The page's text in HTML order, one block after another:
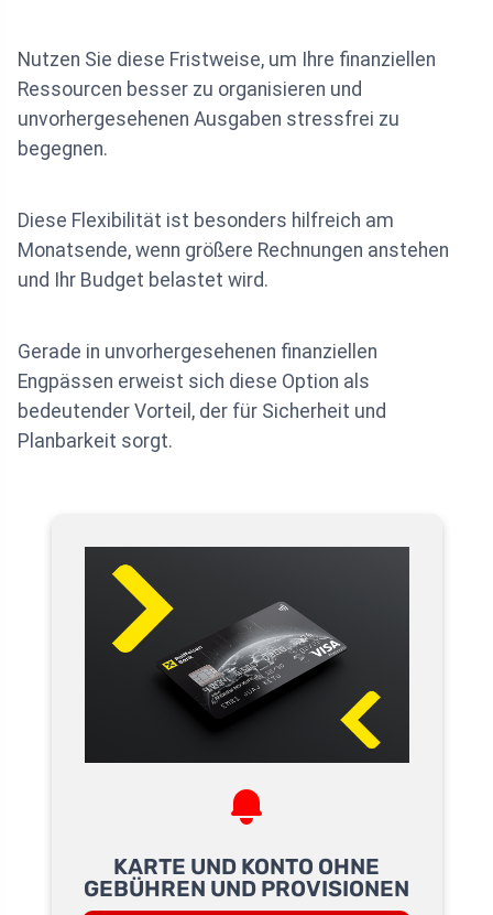
Nutzen Sie diese Fristweise, um Ihre finanziellen
Ressourcen besser zu organisieren und
unvorhergesehenen Ausgaben stressfrei zu
begegnen.
Diese Flexibilität ist besonders hilfreich am
Monatsende, wenn größere Rechnungen anstehen
und Ihr Budget belastet wird.
Gerade in unvorhergesehenen finanziellen
Engpässen erweist sich diese Option als
bedeutender Vorteil, der für Sicherheit und
Planbarkeit sorgt.
KARTE UND KONTO OHNE
GEBÜHREN UND PROVISIONEN